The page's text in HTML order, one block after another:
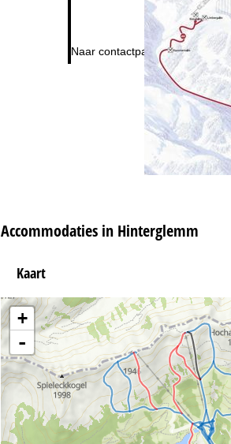
Naar contactpagina
Accommodaties in Hinterglemm
Kaart
+
-